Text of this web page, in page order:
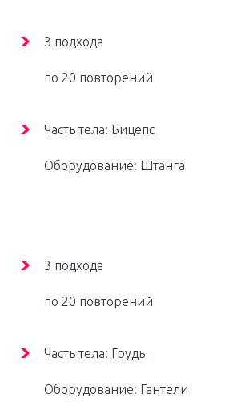
3 подхода
по 20 повторений
Часть тела: Бицепс
Оборудование: Штанга
3 подхода
по 20 повторений
Часть тела: Грудь
Оборудование: Гантели